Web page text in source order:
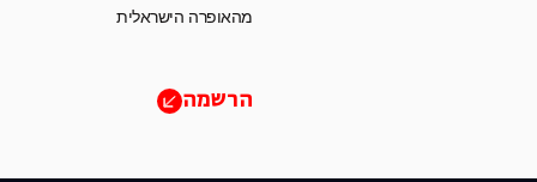
מהאופרה הישראלית
הרשמה